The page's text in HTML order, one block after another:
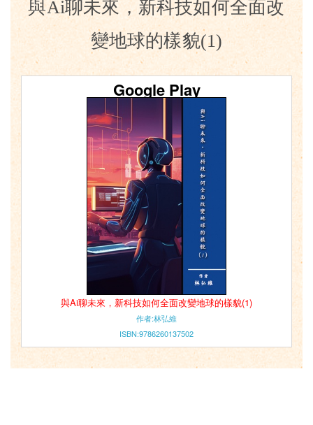
與Ai聊未來，新科技如何全面改
變地球的樣貌(1)
Google Play
與Ai聊未來，新科技如何全面改變地球的樣貌(1)
作者:林弘維
ISBN:9786260137502